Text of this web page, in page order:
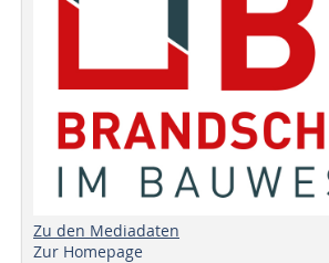
Zu den Mediadaten
Zur Homepage